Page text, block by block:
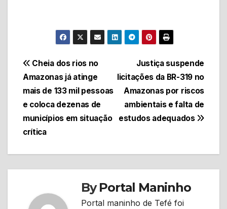
Navegação
de
Post
Justiça suspende
licitações da BR-319 no
Amazonas por riscos
ambientais e falta de
estudos adequados
Cheia dos rios no
Amazonas já atinge
mais de 133 mil pessoas
e coloca dezenas de
municípios em situação
crítica
ByPortal Maninho
Portal maninho de Tefé foi